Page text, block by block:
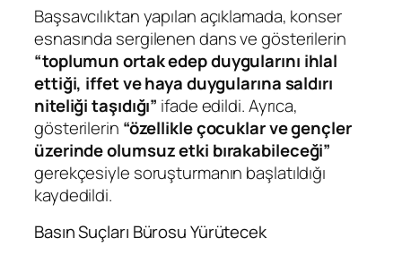
Başsavcılıktan yapılan açıklamada, konser
esnasında sergilenen dans ve gösterilerin
“toplumun ortak edep duygularını ihlal
ettiği, iffet ve haya duygularına saldırı
niteliği taşıdığı” ifade edildi. Ayrıca,
gösterilerin “özellikle çocuklar ve gençler
üzerinde olumsuz etki bırakabileceği”
gerekçesiyle soruşturmanın başlatıldığı
kaydedildi.
Basın Suçları Bürosu Yürütecek